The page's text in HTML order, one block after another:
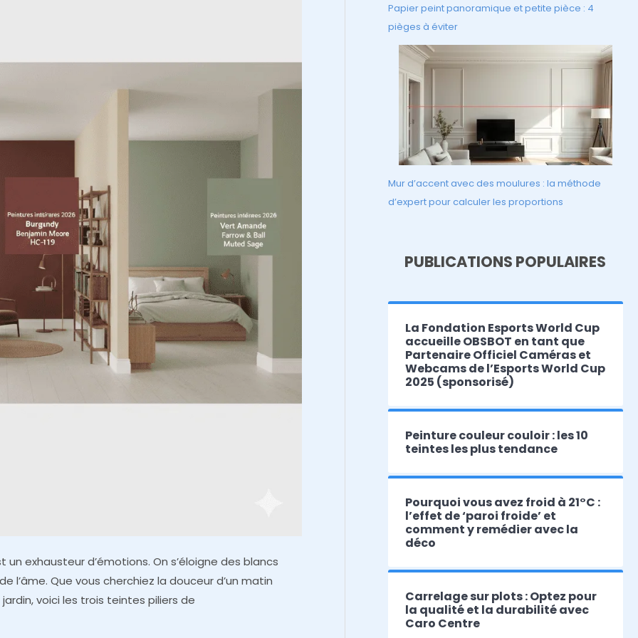
un exhausteur d’émotions. On s’éloigne des blancs
Que vous cherchiez la douceur d’un matin
voici les trois teintes piliers de
Papier peint panoramique et petite pièce : 4
pièges à éviter
Mur d’accent avec des moulures : la méthode
d’expert pour calculer les proportions
PUBLICATIONS POPULAIRES
La Fondation Esports World Cup
accueille OBSBOT en tant que
Partenaire Officiel Caméras et
Webcams de l’Esports World Cup
2025 (sponsorisé)
Peinture couleur couloir : les 10
teintes les plus tendance
Pourquoi vous avez froid à 21°C :
l’effet de ‘paroi froide’ et
comment y remédier avec la
déco
Carrelage sur plots : Optez pour
la qualité et la durabilité avec
Caro Centre